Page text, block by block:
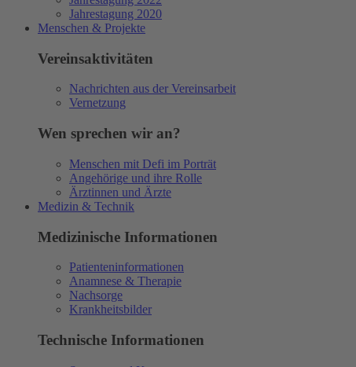
Jahrestagung 2020
Menschen & Projekte
Vereinsaktivitäten
Nachrichten aus der Vereinsarbeit
Vernetzung
Wen sprechen wir an?
Menschen mit Defi im Porträt
Angehörige und ihre Rolle
Ärztinnen und Ärzte
Medizin & Technik
Medizinische Informationen
Patienteninformationen
Anamnese & Therapie
Nachsorge
Krankheitsbilder
Technische Informationen